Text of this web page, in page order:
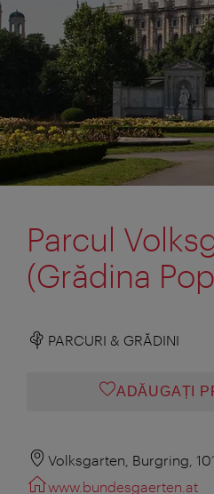
Parcul
(Grădina
PARCURI & GRĂDINI
ADĂUGAȚI
Volksgarten, Burgring,
www.bundesgaerten.at